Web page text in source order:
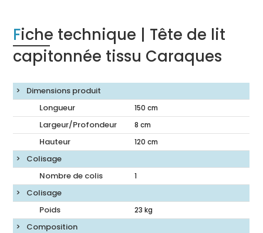
Fiche technique | Tête de lit
capitonnée tissu Caraques
Dimensions produit
Longueur
150 cm
Largeur/Profondeur 8 cm
Hauteur 120 cm
Colisage
Nombre de colis
1
Colisage
Poids
23 kg
Composition